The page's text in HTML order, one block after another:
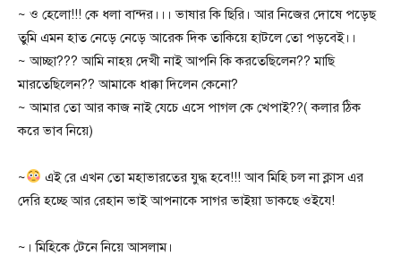
~ ও হেলো!!! কে ধলা বান্দর।।। ভাষার কি ছিরি। আর নিজের দোষে পড়েছ
তুমি এমন হাত নেড়ে নেড়ে আরেক দিক তাকিয়ে হাটলে তো পড়বেই।।
~ আচ্ছা??? আমি নাহয় দেখী নাই আপনি কি করতেছিলেন?? মাছি
মারতেছিলেন?? আমাকে ধাক্কা দিলেন কেনো?
~ আমার তো আর কাজ নাই যেচে এসে পাগল কে খেপাই??( কলার ঠিক
করে ভাব নিয়ে)
~
এই রে এখন তো মহাভারতের যুদ্ধ হবে!!! আব মিহি চল না ক্লাস এর
দেরি হচ্ছে আর রেহান ভাই আপনাকে সাগর ভাইয়া ডাকছে ওইযে!
~। মিহিকে টেনে নিয়ে আসলাম।